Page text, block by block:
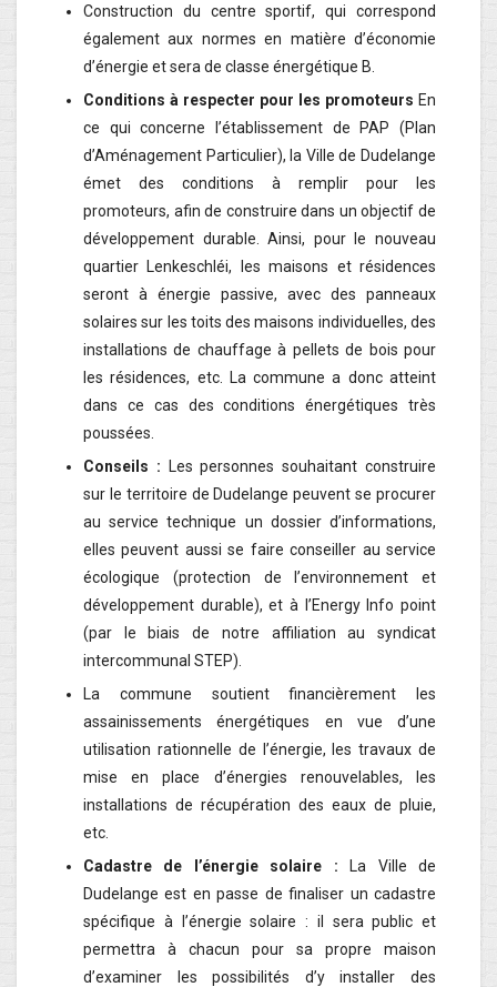
Construction du centre sportif, qui correspond
également aux normes en matière d’économie
d’énergie et sera de classe énergétique B.
Conditions à respecter pour les promoteurs En
ce qui concerne l’établissement de PAP (Plan
d’Aménagement Particulier), la Ville de Dudelange
émet des conditions à remplir pour les
promoteurs, afin de construire dans un objectif de
développement durable. Ainsi, pour le nouveau
quartier Lenkeschléi, les maisons et résidences
seront à énergie passive, avec des panneaux
solaires sur les toits des maisons individuelles, des
installations de chauffage à pellets de bois pour
les résidences, etc. La commune a donc atteint
dans ce cas des conditions énergétiques très
poussées.
Conseils : Les personnes souhaitant construire
sur le territoire de Dudelange peuvent se procurer
au service technique un dossier d’informations,
elles peuvent aussi se faire conseiller au service
écologique (protection de l’environnement et
développement durable), et à l’Energy Info point
(par le biais de notre affiliation au syndicat
intercommunal STEP).
La commune soutient financièrement les
assainissements énergétiques en vue d’une
utilisation rationnelle de l’énergie, les travaux de
mise en place d’énergies renouvelables, les
installations de récupération des eaux de pluie,
etc.
Cadastre de l’énergie solaire :La Ville de
Dudelange est en passe de finaliser un cadastre
spécifique à l’énergie solaire : il sera public et
permettra à chacun pour sa propre maison
d’examiner les possibilités d’y installer des